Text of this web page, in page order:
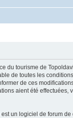
du tourisme de
de toutes les
de ces
aient été
un logiciel de forum